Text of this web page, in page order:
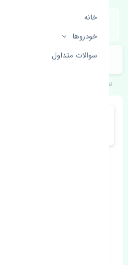
خانه
خودروها
سوالات متداول
شلگیر عقب چپ تویوتا آریون 2012-2013 اصلی
تنشی‌پارت